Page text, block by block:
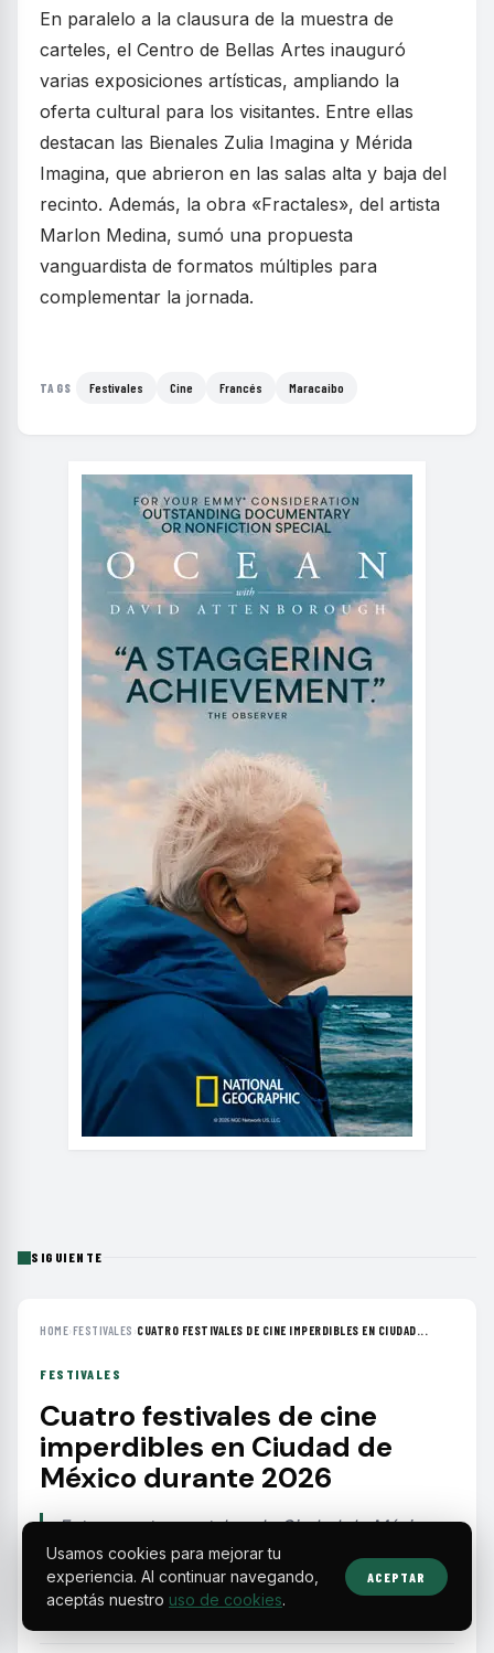
En paralelo a la clausura de la muestra de
carteles, el Centro de Bellas Artes inauguró
varias exposiciones artísticas, ampliando la
oferta cultural para los visitantes. Entre ellas
destacan las Bienales Zulia Imagina y Mérida
Imagina, que abrieron en las salas alta y baja del
recinto. Además, la obra «Fractales», del artista
Marlon Medina, sumó una propuesta
vanguardista de formatos múltiples para
complementar la jornada.
TAGS Festivales Cine Francés Maracaibo
SIGUIENTE
HOME›FESTIVALES ›CUATRO FESTIVALES DE CINE IMPERDIBLES EN CIUDAD...
FESTIVALES
Cuatro festivales de cine
imperdibles en Ciudad de
México durante 2026
Entre agosto y octubre, la Ciudad de México
albergará festivales dedicados al cine infantil,
de género, alemán contemporáneo y de horror,
con actividades en múltiples sedes.
Usamos cookies para mejorar tu
experiencia. Al continuar navegando,
aceptás nuestro uso de cookies.
ACEPTAR